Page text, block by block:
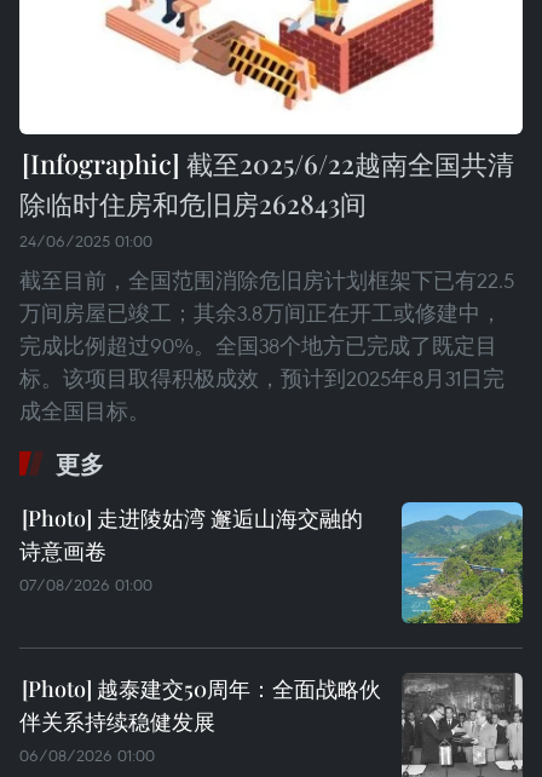
截至2025/6/22越南全国共清
除临时住房和危旧房262843间
24/06/2025 01:00
截至目前，全国范围消除危旧房计划框架下已有22.5
万间房屋已竣工；其余3.8万间正在开工或修建中，
完成比例超过90%。全国38个地方已完成了既定目
标。该项目取得积极成效，预计到2025年8月31日完
成全国目标。
更多
走进陵姑湾 邂逅山海交融的
诗意画卷
07/08/2026 01:00
越泰建交50周年：全面战略伙
伴关系持续稳健发展
06/08/2026 01:00